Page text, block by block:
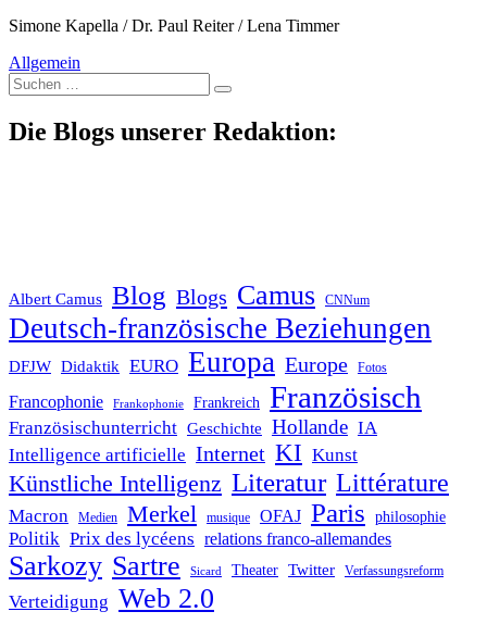
Simone Kapella / Dr. Paul Reiter / Lena Timmer
Allgemein
Suche
nach:
Die Blogs unserer Redaktion:
Albert Camus Blog Blogs Camus CNNum
Deutsch-französische Beziehungen
DFJW Didaktik EURO Europa Europe Fotos
Francophonie Frankophonie Frankreich Französisch
Französischunterricht Geschichte Hollande IA
Intelligence artificielle Internet KI Kunst
Künstliche Intelligenz Literatur Littérature
Macron Medien Merkel musique OFAJ Paris philosophie
Politik Prix des lycéens relations franco-allemandes
Sarkozy Sartre Sicard Theater Twitter Verfassungsreform
Verteidigung Web 2.0